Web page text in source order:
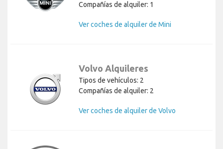
Compañías de alquiler: 1
Ver coches de alquiler de Mini
Volvo Alquileres
Tipos de vehículos: 2
Compañías de alquiler: 2
Ver coches de alquiler de Volvo